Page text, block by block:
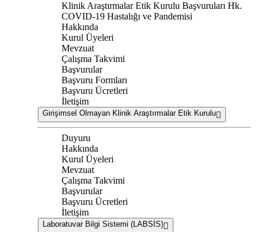
Klinik Araştırmalar Etik Kurulu Başvuruları Hk.
COVID-19 Hastalığı ve Pandemisi
Hakkında
Kurul Üyeleri
Mevzuat
Çalışma Takvimi
Başvurular
Başvuru Formları
Başvuru Ücretleri
İletişim
Girişimsel Olmayan Klinik Araştırmalar Etik Kurulu
Duyuru
Hakkında
Kurul Üyeleri
Mevzuat
Çalışma Takvimi
Başvurular
Başvuru Ücretleri
İletişim
Laboratuvar Bilgi Sistemi (LABSİS)